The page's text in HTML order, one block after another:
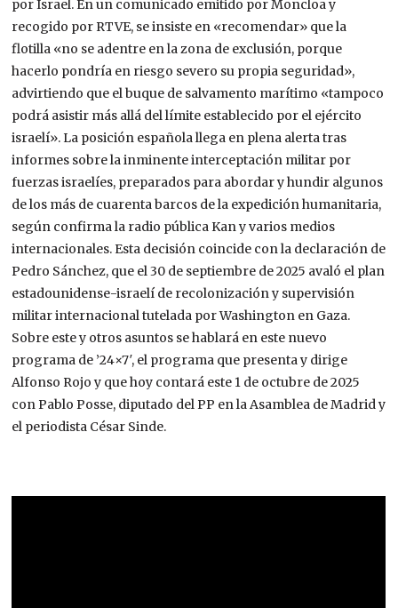
por Israel. En un comunicado emitido por Moncloa y
recogido por RTVE, se insiste en «recomendar» que la
flotilla «no se adentre en la zona de exclusión, porque
hacerlo pondría en riesgo severo su propia seguridad»,
advirtiendo que el buque de salvamento marítimo «tampoco
podrá asistir más allá del límite establecido por el ejército
israelí». La posición española llega en plena alerta tras
informes sobre la inminente interceptación militar por
fuerzas israelíes, preparados para abordar y hundir algunos
de los más de cuarenta barcos de la expedición humanitaria,
según confirma la radio pública Kan y varios medios
internacionales. Esta decisión coincide con la declaración de
Pedro Sánchez, que el 30 de septiembre de 2025 avaló el plan
estadounidense-israelí de recolonización y supervisión
militar internacional tutelada por Washington en Gaza.
Sobre este y otros asuntos se hablará en este nuevo
programa de ’24×7′, el programa que presenta y dirige
Alfonso Rojo y que hoy contará este 1 de octubre de 2025
con Pablo Posse, diputado del PP en la Asamblea de Madrid y
el periodista César Sinde.